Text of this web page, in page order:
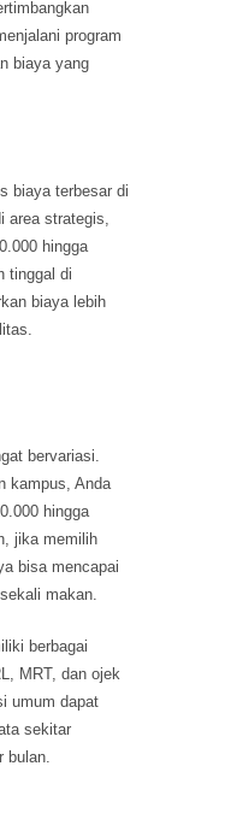
program
biaya yang
biaya terbesar di
area strategis,
hingga
tinggal di
biaya lebih
bervariasi.
kampus, Anda
hingga
jika memilih
bisa mencapai
makan.
berbagai
MRT, dan ojek
umum dapat
sekitar
bulan.